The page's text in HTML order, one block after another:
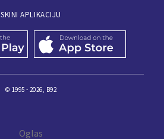
SKINI APLIKACIJU
© 1995 - 2026, B92